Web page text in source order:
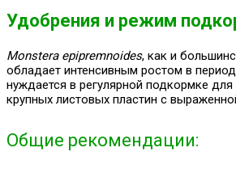
Удобрения и режим
Monstera epipremnoides, как и
обладает интенсивным ростом в период
нуждается в регулярной подкормке
крупных листовых пластин с
Общие рекомендации: